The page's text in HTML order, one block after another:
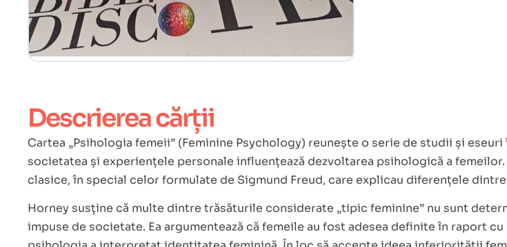
Descrierea cărții
Cartea „Psihologia femeii” (Feminine Psychology) reunește o serie de studii și
societatea și experiențele personale influențează dezvoltarea psihologică a
clasice, în special celor formulate de Sigmund Freud, care explicau diferențele
Horney susține că multe dintre trăsăturile considerate „tipic feminine” nu sunt
impuse de societate. Ea argumentează că femeile au fost adesea definite în raport